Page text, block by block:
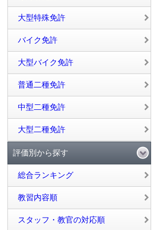
大型特殊免許
バイク免許
大型バイク免許
普通二種免許
中型二種免許
大型二種免許
評価別から探す
総合ランキング
教習内容順
スタッフ・教官の対応順